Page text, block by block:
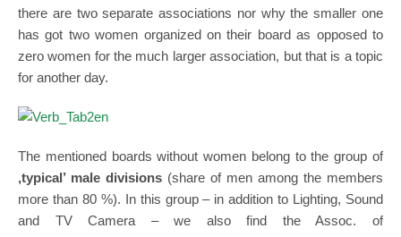
there are two separate associations nor why the smaller one
has got two women organized on their board as opposed to
zero women for the much larger association, but that is a topic
for another day.
The mentioned boards without women belong to the group of
,typical’ male divisions (share of men among the members
more than 80 %). In this group – in addition to Lighting, Sound
and TV Camera – we also find the Assoc. of